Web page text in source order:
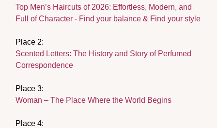
Top Men’s Haircuts of 2026: Effortless, Modern, and
Full of Character - Find your balance & Find your style
Place 2:
Scented Letters: The History and Story of Perfumed
Correspondence
Place 3:
Woman – The Place Where the World Begins
Place 4: